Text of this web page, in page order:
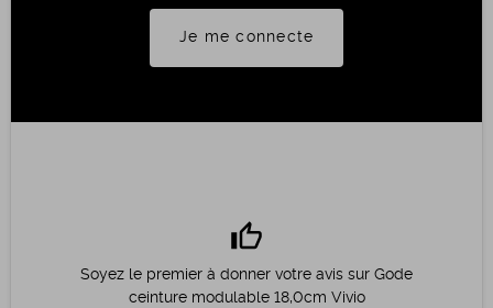
Je me connecte
thumb_up
Soyez le premier à donner votre avis sur Gode
ceinture modulable 18,0cm Vivio